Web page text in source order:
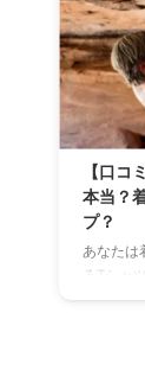
【口コ
本当？
プ？
あなたは
るTシャ
か？ こ